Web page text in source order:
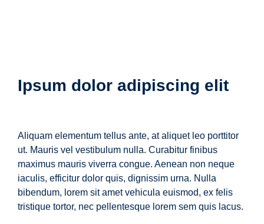
Ipsum dolor adipiscing elit
Aliquam elementum tellus ante, at aliquet leo porttitor
ut. Mauris vel vestibulum nulla. Curabitur finibus
maximus mauris viverra congue. Aenean non neque
iaculis, efficitur dolor quis, dignissim urna. Nulla
bibendum, lorem sit amet vehicula euismod, ex felis
tristique tortor, nec pellentesque lorem sem quis lacus.